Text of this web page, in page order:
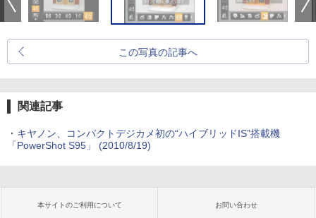
この写真の記事へ
関連記事
・ キヤノン、コンパクトデジカメ初の“ハイブリッドIS”搭載機
「PowerShot S95」 (2010/8/19)
本サイトのご利用について お問い合わせ